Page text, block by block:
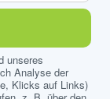
unseres
Analyse der
Klicks auf Links)